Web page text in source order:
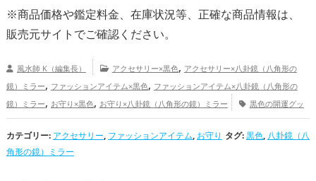
※商品価格や鑑定料金、在庫状況等、正確な商品情報は、
販売元サイトでご確認ください。
風水師 K（編集長） アクセサリー×黒色, アクセサリー×八卦鏡（八角形の
鏡）ミラー, ファッションアイテム×黒色, ファッションアイテム×八卦鏡（八角形の
鏡）ミラー, お守り×黒色, お守り×八卦鏡（八角形の鏡）ミラー
黒色の開運グッ
ズ,八卦鏡（八角形の鏡）ミラーの開運グッズ 金運アップ,仕事運アップ,健康運
アップ,家庭運・家族運アップ,総合運・全体運アップ
カテゴリー: アクセサリー, ファッションアイテム, お守り タグ:黒色, 八卦鏡（八
角形の鏡）ミラー